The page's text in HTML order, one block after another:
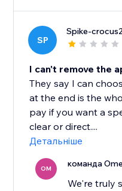
SP
Spike-
I can't remove the
They say I can
at the end is the
pay if you want a
clear or direct....
Детальніше
OM команда
We're truly